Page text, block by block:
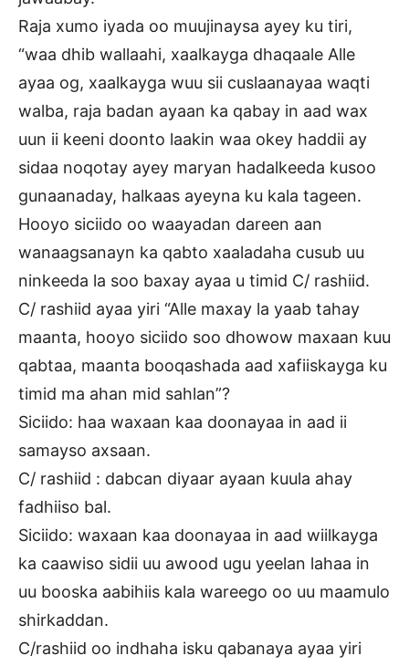
Raja xumo iyada oo muujinaysa ayey ku tiri,
“waa dhib wallaahi, xaalkayga dhaqaale Alle
ayaa og, xaalkayga wuu sii cuslaanayaa waqti
walba, raja badan ayaan ka qabay in aad wax
uun ii keeni doonto laakin waa okey haddii ay
sidaa noqotay ayey maryan hadalkeeda kusoo
gunaanaday, halkaas ayeyna ku kala tageen.
Hooyo siciido oo waayadan dareen aan
wanaagsanayn ka qabto xaaladaha cusub uu
ninkeeda la soo baxay ayaa u timid C/ rashiid.
C/ rashiid ayaa yiri “Alle maxay la yaab tahay
maanta, hooyo siciido soo dhowow maxaan kuu
qabtaa, maanta booqashada aad xafiiskayga ku
timid ma ahan mid sahlan”?
Siciido: haa waxaan kaa doonayaa in aad ii
samayso axsaan.
C/ rashiid : dabcan diyaar ayaan kuula ahay
fadhiiso bal.
Siciido: waxaan kaa doonayaa in aad wiilkayga
ka caawiso sidii uu awood ugu yeelan lahaa in
uu booska aabihiis kala wareego oo uu maamulo
shirkaddan.
C/rashiid oo indhaha isku qabanaya ayaa yiri